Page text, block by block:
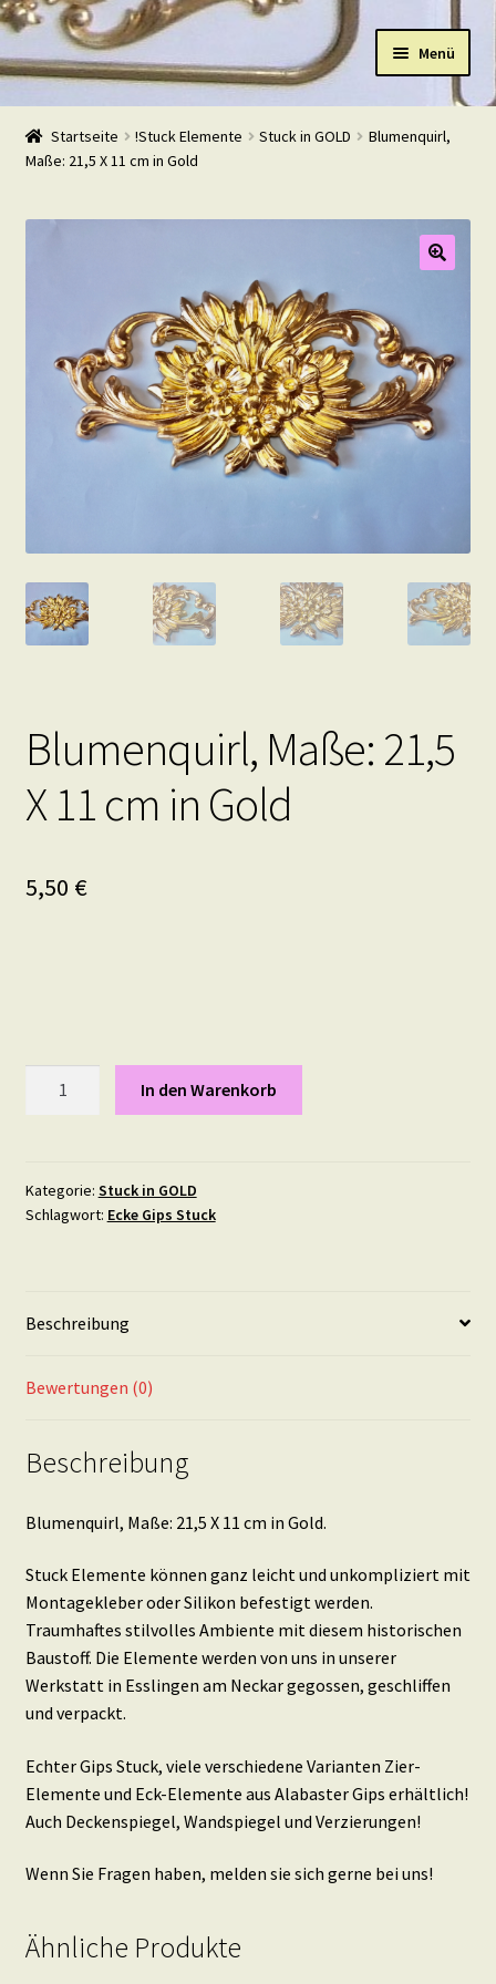
Navigation
Zum
Inhalt
Menü
Start
Shop
Warenkorb
Beispiele
Startseite !Stuck Elemente Stuck in GOLD
Blumenquirl,
Maße: 21,5 X 11 cm in Gold
Blumenquirl, Maße: 21,5
X 11 cm in Gold
5,50 €
11
cm
In den Warenkorb
Kategorie: Stuck in GOLD
Schlagwort: Ecke Gips Stuck
Beschreibung
Bewertungen (0)
Beschreibung
Blumenquirl, Maße: 21,5 X 11 cm in Gold.
Stuck Elemente können ganz leicht und unkompliziert mit
Montagekleber oder Silikon befestigt werden.
Traumhaftes stilvolles Ambiente mit diesem historischen
Baustoff. Die Elemente werden von uns in unserer
Werkstatt in Esslingen am Neckar gegossen, geschliffen
und verpackt.
Echter Gips Stuck, viele verschiedene Varianten Zier-
Elemente und Eck-Elemente aus Alabaster Gips erhältlich!
Auch Deckenspiegel, Wandspiegel und Verzierungen!
Wenn Sie Fragen haben, melden sie sich gerne bei uns!
Ähnliche Produkte